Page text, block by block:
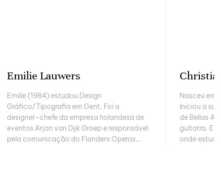
Emilie Lauwers
Emilie (1984) estudou Design
Gráfico/Tipografia em Gent. Foi a
designer-chefe da empresa holandesa de
eventos Arjan van Dijk Groep e responsável
pela comunicação do Flanders Operas...
Nasceu em
Iniciou a
de Bellas
guitarra.
onde